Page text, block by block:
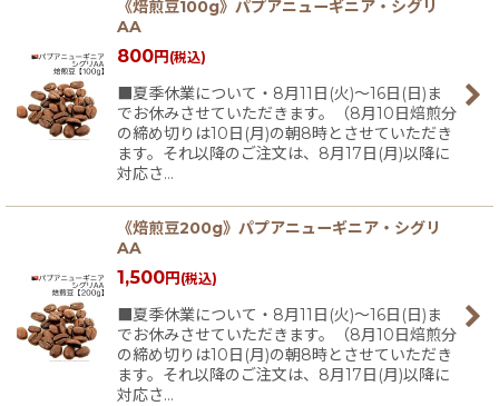
《焙煎豆100g》パプアニューギニア・シグリ
AA
800円(税込)
■夏季休業について・8月11日(火)〜16日(日)ま
でお休みさせていただきます。（8月10日焙煎分
の締め切りは10日(月)の朝8時とさせていただき
ます。それ以降のご注文は、8月17日(月)以降に
対応さ…
《焙煎豆200g》パプアニューギニア・シグリ
AA
1,500円(税込)
■夏季休業について・8月11日(火)〜16日(日)ま
でお休みさせていただきます。（8月10日焙煎分
の締め切りは10日(月)の朝8時とさせていただき
ます。それ以降のご注文は、8月17日(月)以降に
対応さ…